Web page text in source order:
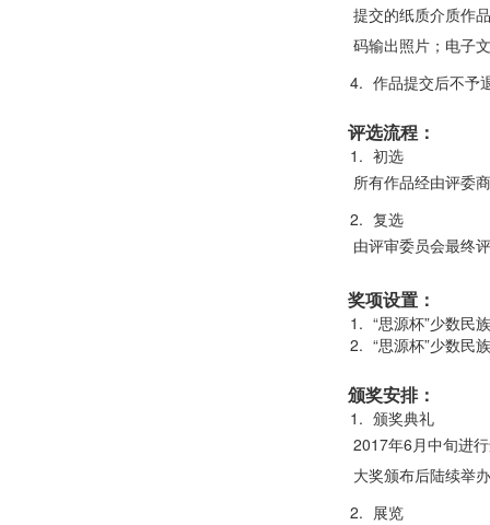
提交的纸质介质作
码输出照片；电子
作品提交后不予
评选流程：
初选
所有作品经由评委
复选
由评审委员会最终
奖项设置：
“思源杯”少数民
“思源杯”少数民
颁奖安排：
颁奖典礼
2017年6月中旬进
大奖颁布后陆续举
展览